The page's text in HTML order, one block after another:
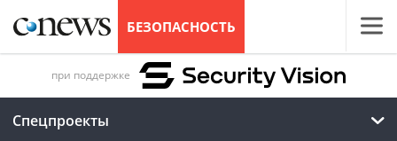
БЕЗОПАСНОСТЬ
при поддержке
Спецпроекты